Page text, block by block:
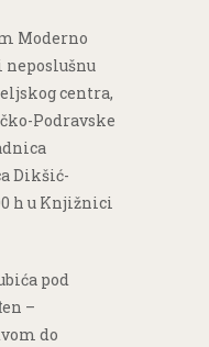
Moderno
neposlušnu
centra,
Podravske
Dikšić-
h u Knjižnici
pod
–
do